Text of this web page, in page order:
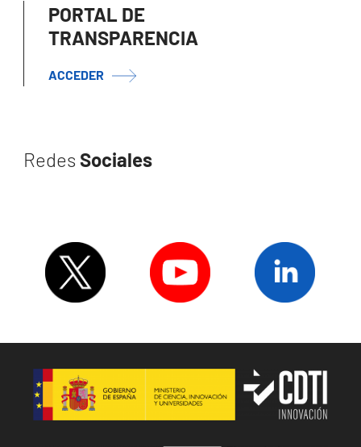
PORTAL DE
TRANSPARENCIA
ACCEDER
Redes Sociales